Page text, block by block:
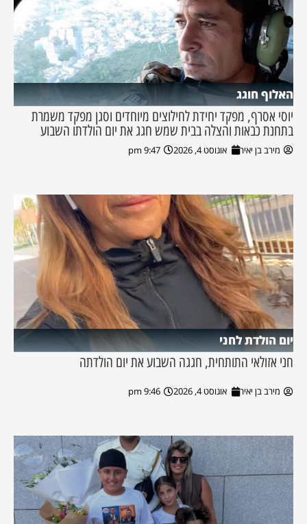
האלוף חוגג
יוסי אסרף, מפקד יחידת לחילוצים מיוחדים וסגן מפקד משמרת
בתחנת כבאות והצלה בבית שמש חגג את יום הולדתו השבוע
מירב בן יאיר אוגוסט 4, 2026 9:47 pm
יום הולדת לחני
חני אזולאי התותחית, חגגה השבוע את יום הולדתה
מירב בן יאיר אוגוסט 4, 2026 9:46 pm